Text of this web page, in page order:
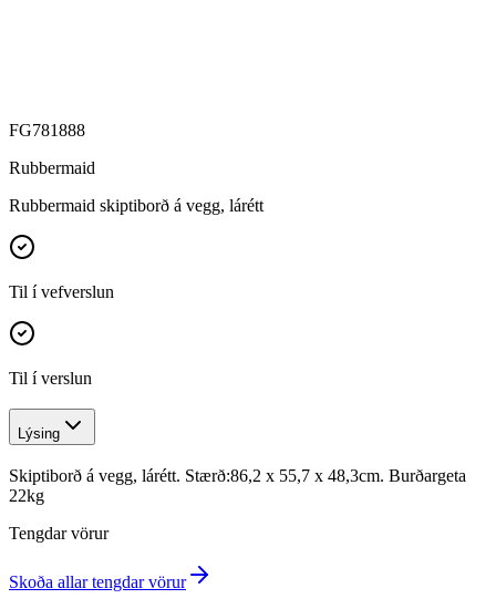
FG781888
Rubbermaid
Rubbermaid skiptiborð á vegg, lárétt
Til í vefverslun
Til í verslun
Lýsing
Skiptiborð á vegg, lárétt. Stærð:86,2 x 55,7 x 48,3cm. Burðargeta
22kg
Tengdar vörur
Skoða allar tengdar vörur